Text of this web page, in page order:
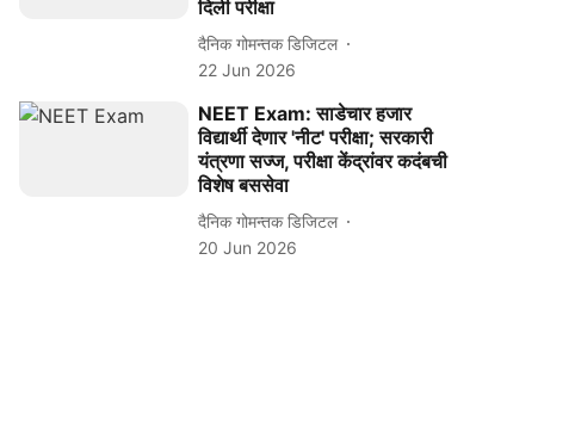
दिली परीक्षा
दैनिक गोमन्तक डिजिटल
22 Jun 2026
NEET Exam: साडेचार हजार
विद्यार्थी देणार 'नीट' परीक्षा; सरकारी
यंत्रणा सज्ज, परीक्षा केंद्रांवर कदंबची
विशेष बससेवा
दैनिक गोमन्तक डिजिटल
20 Jun 2026